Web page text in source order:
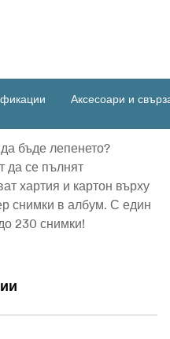
Аксесоари и
бъде лепенето?
да се пълнят
хартия и картон върху
снимки в албум. С един
230 снимки!